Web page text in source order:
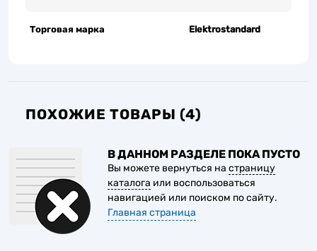
Торговая марка Elektrostandard
ПОХОЖИЕ ТОВАРЫ (4)
В ДАННОМ РАЗДЕЛЕ ПОКА ПУСТО
Вы можете вернуться на страницу
каталога или воспользоваться
навигацией или поиском по сайту.
Главная страница